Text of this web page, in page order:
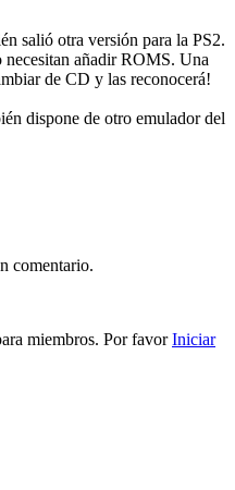
salió otra versión para la PS2.
añadir ROMS. Una
de CD y las reconocerá!
dispone de otro emulador del
comentario.
miembros. Por favorIniciar